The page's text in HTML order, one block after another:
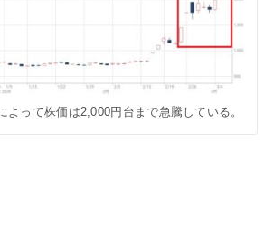
よって株価は2,000円台まで急騰している。